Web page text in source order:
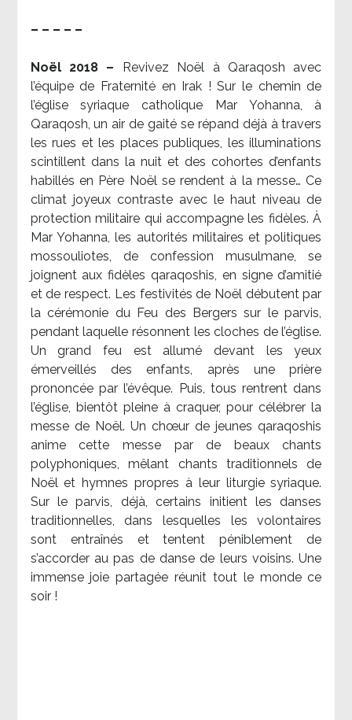
– – – – –
Noël 2018 –
Revivez Noël à Qaraqosh avec
l’équipe de Fraternité en Irak ! Sur le chemin de
l’église syriaque catholique Mar Yohanna, à
Qaraqosh, un air de gaité se répand déjà à travers
les rues et les places publiques, les illuminations
scintillent dans la nuit et des cohortes d’enfants
habillés en Père Noël se rendent à la messe… Ce
climat joyeux contraste avec le haut niveau de
protection militaire qui accompagne les fidèles. À
Mar Yohanna, les autorités militaires et politiques
mossouliotes, de confession musulmane, se
joignent aux fidèles qaraqoshis, en signe d’amitié
et de respect. Les festivités de Noël débutent par
la cérémonie du Feu des Bergers sur le parvis,
pendant laquelle résonnent les cloches de l’église.
Un grand feu est allumé devant les yeux
émerveillés des enfants, après une prière
prononcée par l’évêque. Puis, tous rentrent dans
l’église, bientôt pleine à craquer, pour célébrer la
messe de Noël. Un chœur de jeunes qaraqoshis
anime cette messe par de beaux chants
polyphoniques, mêlant chants traditionnels de
Noël et hymnes propres à leur liturgie syriaque.
Sur le parvis, déjà, certains initient les danses
traditionnelles, dans lesquelles les volontaires
sont entraînés et tentent péniblement de
s’accorder au pas de danse de leurs voisins. Une
immense joie partagée réunit tout le monde ce
soir !